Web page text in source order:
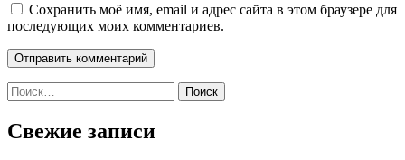
Сохранить моё имя, email и адрес сайта в этом браузере для
последующих моих комментариев.
Найти:
Свежие записи